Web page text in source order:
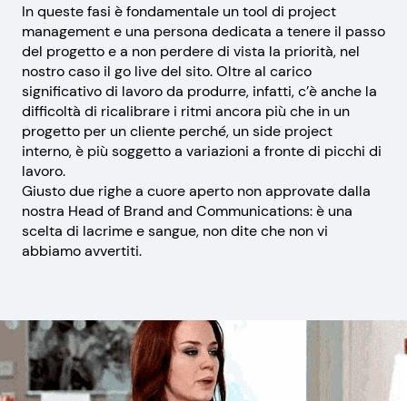
In queste fasi è fondamentale un tool di project
management e una persona dedicata a tenere il passo
del progetto e a non perdere di vista la priorità, nel
nostro caso il go live del sito. Oltre al carico
significativo di lavoro da produrre, infatti, c’è anche la
difficoltà di ricalibrare i ritmi ancora più che in un
progetto per un cliente perché, un side project
interno, è più soggetto a variazioni a fronte di picchi di
lavoro.
Giusto due righe a cuore aperto non approvate dalla
nostra Head of Brand and Communications: è una
scelta di lacrime e sangue, non dite che non vi
abbiamo avvertiti.